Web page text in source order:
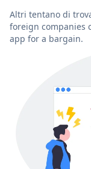
Altri tentano di
foreign companies
app for a bargain.